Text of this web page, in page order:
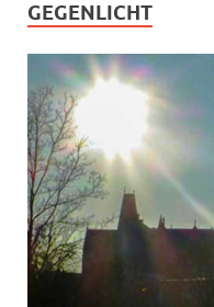
GEGENLICHT